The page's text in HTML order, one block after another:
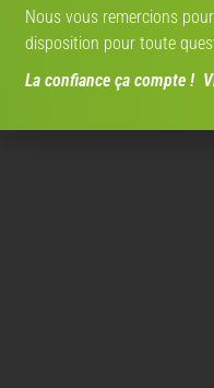
Nous vous remercions
disposition pour toute
La confiance ça compte !